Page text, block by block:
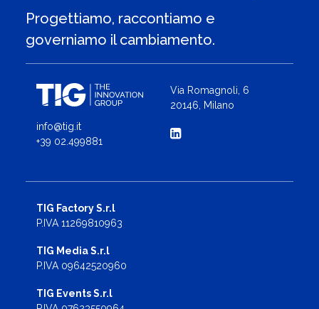
Progettiamo, raccontiamo e
governiamo il cambiamento.
info@tig.it
+39 02.499881
Via Romagnoli, 6
20146, Milano
TIG Factory S.r.l
P.IVA 11269810963
TIG Media S.r.l
P.IVA 09642520960
TIG Events S.r.l